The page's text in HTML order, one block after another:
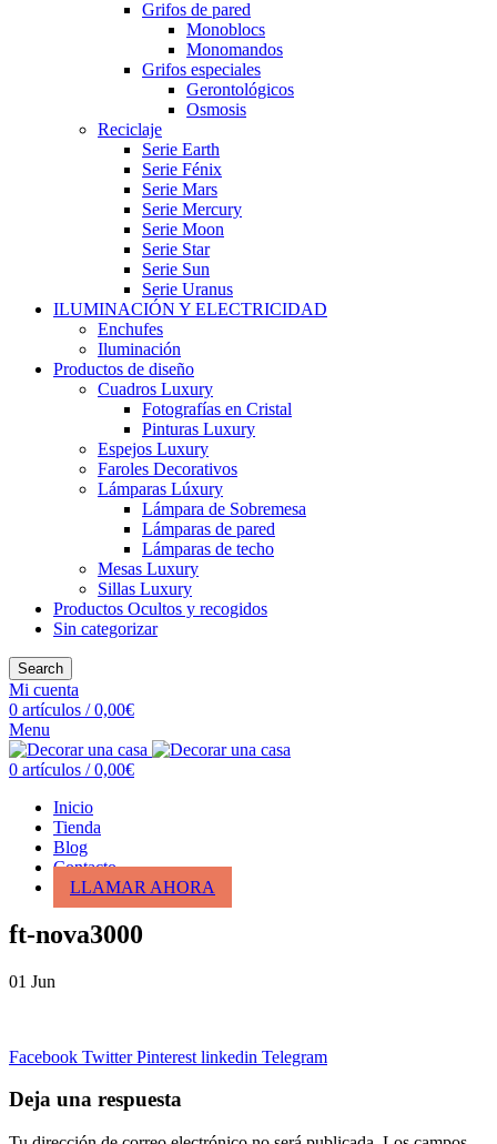
Grifos de pared
Monoblocs
Monomandos
Grifos especiales
Gerontológicos
Osmosis
Reciclaje
Serie Earth
Serie Fénix
Serie Mars
Serie Mercury
Serie Moon
Serie Star
Serie Sun
Serie Uranus
ILUMINACIÓN Y ELECTRICIDAD
Enchufes
Iluminación
Productos de diseño
Cuadros Luxury
Fotografías en Cristal
Pinturas Luxury
Espejos Luxury
Faroles Decorativos
Lámparas Lúxury
Lámpara de Sobremesa
Lámparas de pared
Lámparas de techo
Mesas Luxury
Sillas Luxury
Productos Ocultos y recogidos
Sin categorizar
Search
Mi cuenta
0 artículos / 0,00€
Menu
0 artículos / 0,00€
Inicio
Tienda
Blog
Contacto
LLAMAR AHORA
ft-nova3000
01 Jun
Facebook Twitter Pinterest linkedin Telegram
Deja una respuesta